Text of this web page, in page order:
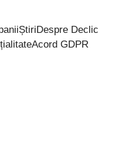
ȘtiriDespre Declic
Acord GDPR